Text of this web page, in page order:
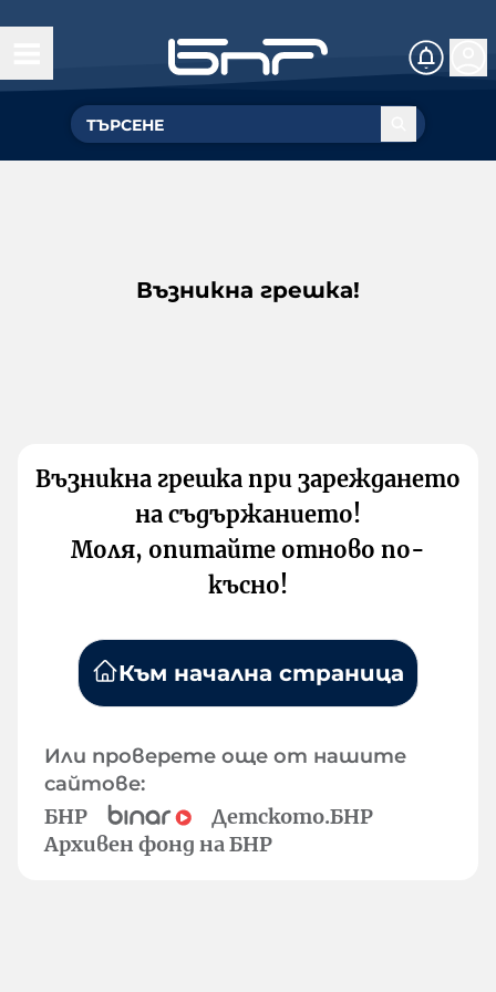
Възникна грешка!
Възникна грешка при зареждането
на съдържанието!
Моля, опитайте отново по-
късно!
Към начална страница
Или проверете още от нашите
сайтове:
БНР
Детското.БНР
Архивен фонд на БНР